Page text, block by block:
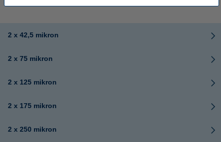
2 x 42,5 mikron
2 x 75 mikron
2 x 125 mikron
2 x 175 mikron
2 x 250 mikron